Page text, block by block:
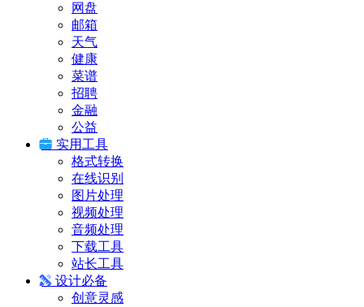
网盘
邮箱
天气
健康
菜谱
招聘
金融
公益
实用工具
格式转换
在线识别
图片处理
视频处理
音频处理
下载工具
站长工具
设计必备
创意灵感